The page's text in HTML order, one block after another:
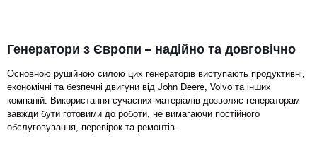
Генератори з Європи – надійно та довговічно
Основною рушійною силою цих генераторів виступають продуктивні,
економічні та безпечні двигуни від John Deere, Volvo та інших
компаній. Використання сучасних матеріалів дозволяє генераторам
завжди бути готовими до роботи, не вимагаючи постійного
обслуговування, перевірок та ремонтів.